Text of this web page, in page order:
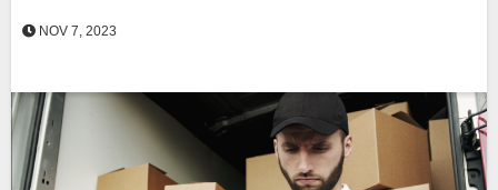
NOV 7, 2023